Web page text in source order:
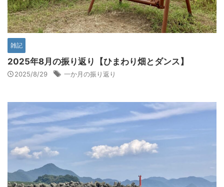
雑記
2025年8月の振り返り【ひまわり畑とダンス】
2025/8/29 一か月の振り返り